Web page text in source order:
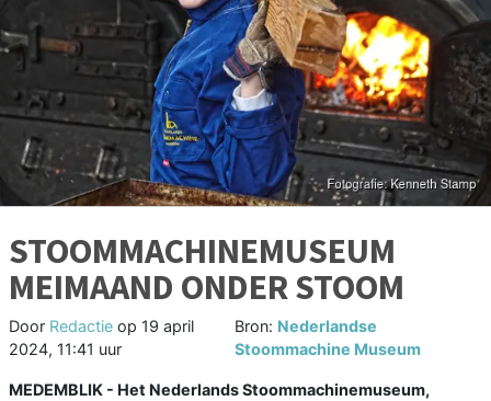
STOOMMACHINEMUSEUM
MEIMAAND ONDER STOOM
Door Redactie op 19 april
2024, 11:41 uur
Bron: Nederlandse
Stoommachine Museum
MEDEMBLIK - Het Nederlands Stoommachinemuseum,